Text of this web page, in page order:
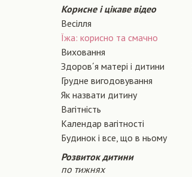
Корисне і цікаве відео
Весілля
Їжа: корисно та смачно
Виховання
Здоров´я матері і дитини
Грудне вигодовування
Як назвати дитину
Вагiтнiсть
Календар вагітності
Будинок і все, що в ньому
Розвиток дитини
по тижнях